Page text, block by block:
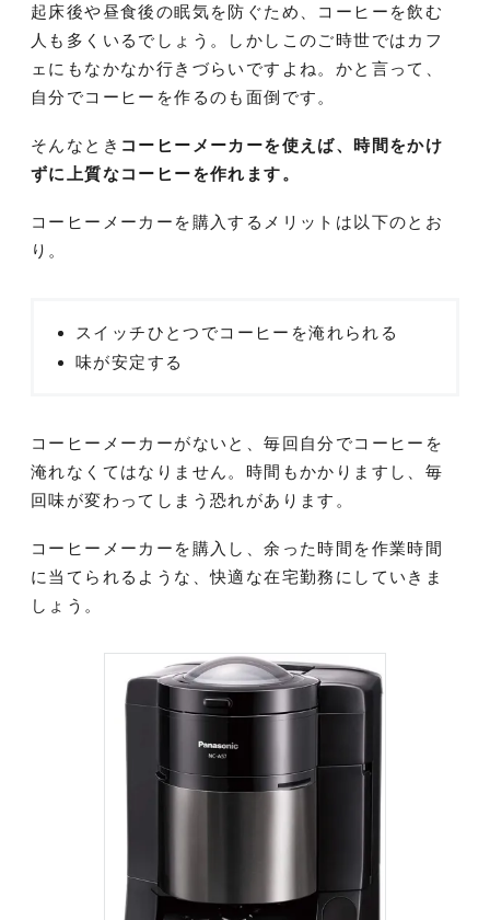
起床後や昼食後の眠気を防ぐため、コーヒーを飲む
人も多くいるでしょう。しかしこのご時世ではカフ
ェにもなかなか行きづらいですよね。かと言って、
自分でコーヒーを作るのも面倒です。
そんなとき コーヒーメーカーを使えば、時間をかけ
ずに上質なコーヒーを作れます。
コーヒーメーカーを購入するメリットは以下のとお
り。
スイッチひとつでコーヒーを淹れられる
味が安定する
コーヒーメーカーがないと、毎回自分でコーヒーを
淹れなくてはなりません。時間もかかりますし、毎
回味が変わってしまう恐れがあります。
コーヒーメーカーを購入し、余った時間を作業時間
に当てられるような、快適な在宅勤務にしていきま
しょう。